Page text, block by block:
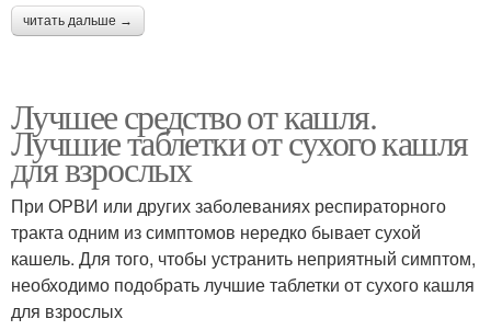
читать дальше →
Лучшее средство от кашля.
Лучшие таблетки от сухого кашля
для взрослых
При ОРВИ или других заболеваниях респираторного
тракта одним из симптомов нередко бывает сухой
кашель. Для того, чтобы устранить неприятный симптом,
необходимо подобрать лучшие таблетки от сухого кашля
для взрослых